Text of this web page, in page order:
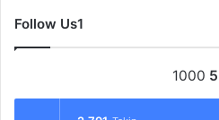
Follow Us1
1000